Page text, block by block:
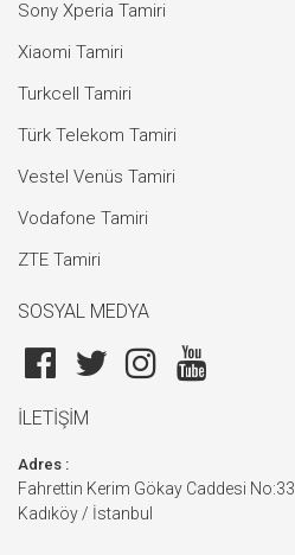
Sony Xperia Tamiri
Xiaomi Tamiri
Turkcell Tamiri
Türk Telekom Tamiri
Vestel Venüs Tamiri
Vodafone Tamiri
ZTE Tamiri
SOSYAL MEDYA
İLETİŞİM
Adres :
Fahrettin Kerim Gökay Caddesi No:33
Kadıköy / İstanbul